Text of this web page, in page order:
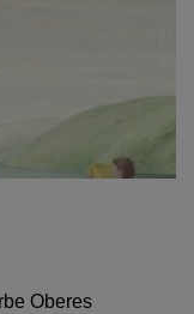
Oberes